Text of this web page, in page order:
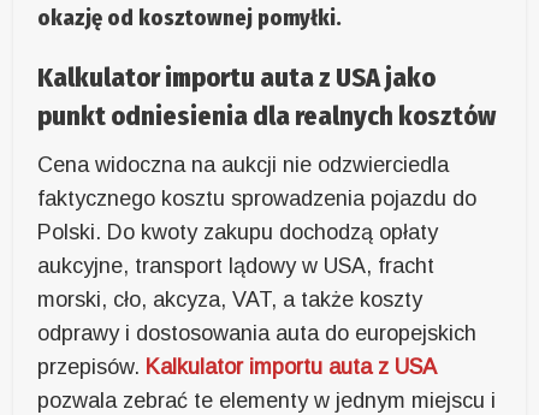
okazję od kosztownej pomyłki.
Kalkulator importu auta z USA jako
punkt odniesienia dla realnych kosztów
Cena widoczna na aukcji nie odzwierciedla
faktycznego kosztu sprowadzenia pojazdu do
Polski. Do kwoty zakupu dochodzą opłaty
aukcyjne, transport lądowy w USA, fracht
morski, cło, akcyza, VAT, a także koszty
odprawy i dostosowania auta do europejskich
przepisów. Kalkulator importu auta z USA
pozwala zebrać te elementy w jednym miejscu i